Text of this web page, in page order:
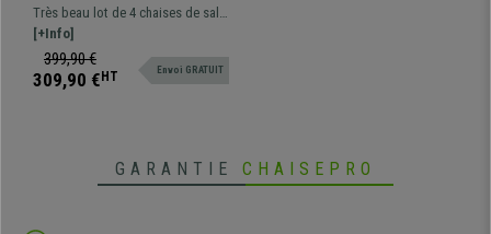
Manger DALI TISSU, Beau
Design, Fleurs Noires, Pieds
Noirs
Très beau lot de 4 chaises de salle
à manger DALI. Fabriquées avec
des matériaux de qualité. Très
élégantes, avec motifs décoratifs.
[+Info]
399,90 €
309,90 € HT Envoi GRATUIT
GARANTIE CHAISEPRO